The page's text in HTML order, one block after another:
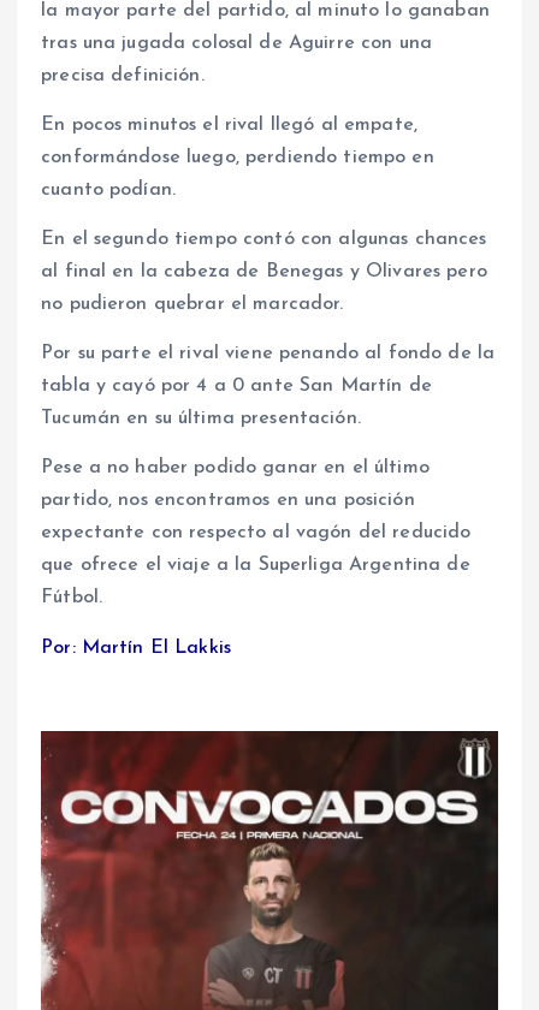
la mayor parte del partido, al minuto lo ganaban
tras una jugada colosal de Aguirre con una
precisa definición.
En pocos minutos el rival llegó al empate,
conformándose luego, perdiendo tiempo en
cuanto podían.
En el segundo tiempo contó con algunas chances
al final en la cabeza de Benegas y Olivares pero
no pudieron quebrar el marcador.
Por su parte el rival viene penando al fondo de la
tabla y cayó por 4 a 0 ante San Martín de
Tucumán en su última presentación.
Pese a no haber podido ganar en el último
partido, nos encontramos en una posición
expectante con respecto al vagón del reducido
que ofrece el viaje a la Superliga Argentina de
Fútbol.
Por: Martín El Lakkis